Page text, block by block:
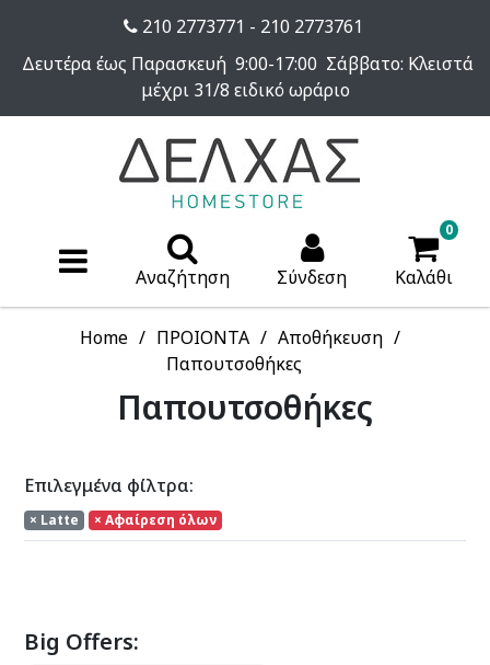
210 2773771 - 210 2773761
Δευτέρα έως Παρασκευή 9:00-17:00 Σάββατο: Κλειστά
μέχρι 31/8 ειδικό ωράριο
Αναζήτηση Σύνδεση
0
Καλάθι
Home ΠΡΟΙΟΝΤΑ
Αποθήκευση
Παπουτσοθήκες
Παπουτσοθήκες
Επιλεγμένα φίλτρα:
× Latte × Αφαίρεση όλων
Big Offers: